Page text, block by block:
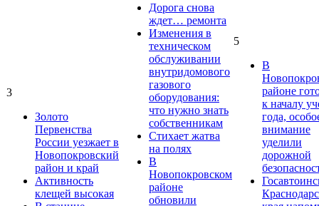
3
Золото
Первенства
России уезжает в
Новопокровский
район и край
Активность
клещей высокая
Дорога снова
ждет… ремонта
Изменения в
техническом
обслуживании
внутридомового
газового
оборудования:
что нужно знать
собственникам
Стихает жатва
на полях
В
Новопокровском
районе
обновили
5
В
районе
к началу
года,
внимание
уделили
дорожной